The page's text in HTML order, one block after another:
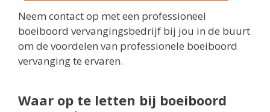
Neem contact op met een professioneel
boeiboord vervangingsbedrijf bij jou in de buurt
om de voordelen van professionele boeiboord
vervanging te ervaren.
Waar op te letten bij boeiboord